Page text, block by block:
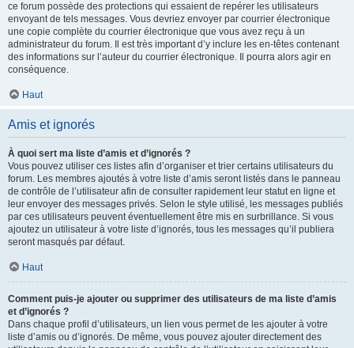
ce forum possède des protections qui essaient de repérer les utilisateurs
envoyant de tels messages. Vous devriez envoyer par courrier électronique
une copie complète du courrier électronique que vous avez reçu à un
administrateur du forum. Il est très important d’y inclure les en-têtes contenant
des informations sur l’auteur du courrier électronique. Il pourra alors agir en
conséquence.
Haut
Amis et ignorés
À quoi sert ma liste d’amis et d’ignorés ?
Vous pouvez utiliser ces listes afin d’organiser et trier certains utilisateurs du
forum. Les membres ajoutés à votre liste d’amis seront listés dans le panneau
de contrôle de l’utilisateur afin de consulter rapidement leur statut en ligne et
leur envoyer des messages privés. Selon le style utilisé, les messages publiés
par ces utilisateurs peuvent éventuellement être mis en surbrillance. Si vous
ajoutez un utilisateur à votre liste d’ignorés, tous les messages qu’il publiera
seront masqués par défaut.
Haut
Comment puis-je ajouter ou supprimer des utilisateurs de ma liste d’amis
et d’ignorés ?
Dans chaque profil d’utilisateurs, un lien vous permet de les ajouter à votre
liste d’amis ou d’ignorés. De même, vous pouvez ajouter directement des